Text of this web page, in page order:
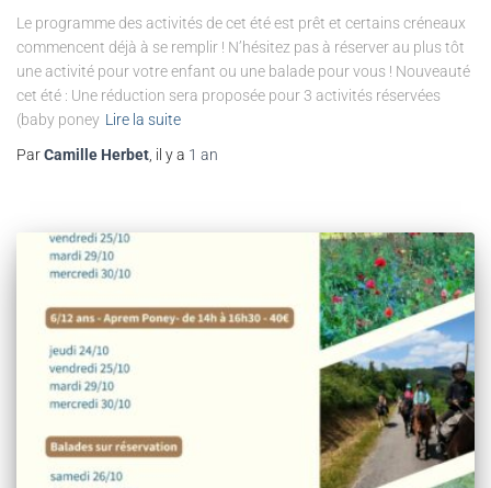
Le programme des activités de cet été est prêt et certains créneaux
commencent déjà à se remplir ! N’hésitez pas à réserver au plus tôt
une activité pour votre enfant ou une balade pour vous ! Nouveauté
cet été : Une réduction sera proposée pour 3 activités réservées
(baby poney Lire la suite
ParCamille Herbet , il y a 1 an